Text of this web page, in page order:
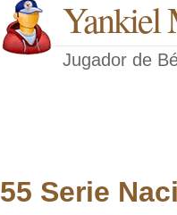
Yankiel
Jugador de
55 Serie